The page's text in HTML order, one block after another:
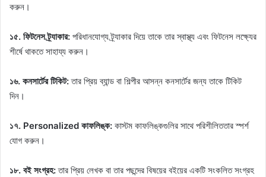
করুন।
১৫. ফিটনেস ট্র্যাকার: পরিধানযোগ্য ট্র্যাকার দিয়ে তাকে তার স্বাস্থ্য এবং ফিটনেস লক্ষ্যের
শীর্ষে থাকতে সাহায্য করুন।
১৬. কনসার্টের টিকিট:তার প্রিয় ব্যান্ড বা শিল্পীর আসন্ন কনসার্টের জন্য তাকে টিকিট
দিন।
১৭. Personalized কাফলিঙ্ক: কাস্টম কাফলিঙ্কগুলির সাথে পরিশীলিততার স্পর্শ
যোগ করুন।
১৮. বই সংগ্রহ:তার প্রিয় লেখক বা তার পছন্দের বিষয়ের বইয়ের একটি সংকলিত সংগ্রহ